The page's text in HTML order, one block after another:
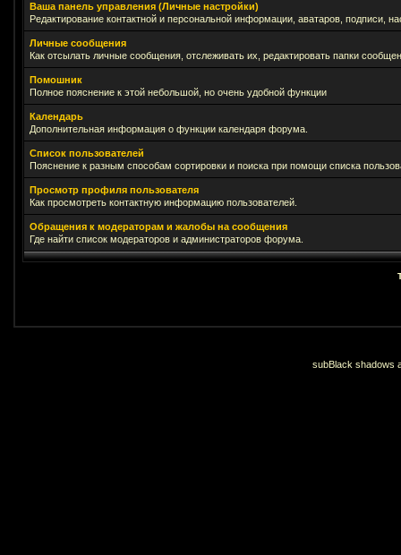
Ваша панель управления (Личные настройки)
Редактирование контактной и персональной информации, аватаров, подписи,
Личные сообщения
Как отсылать личные сообщения, отслеживать их, редактировать папки
Помошник
Полное пояснение к этой небольшой, но очень удобной функции
Календарь
Дополнительная информация о функции календаря форума.
Список пользователей
Пояснение к разным способам сортировки и поиска при помощи списка
Просмотр профиля пользователя
Как просмотреть контактную информацию пользователей.
Обращения к модераторам и жалобы на сообщения
Где найти список модераторов и администраторов форума.
subBlack shadows